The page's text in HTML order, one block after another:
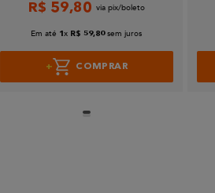
R$ 59,80
Em até 1x R$ 59,80 sem juros
COMPRAR